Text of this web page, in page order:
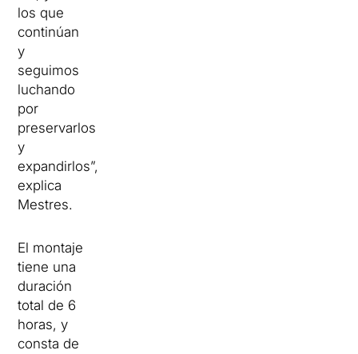
los que
continúan
y
seguimos
luchando
por
preservarlos
y
expandirlos”,
explica
Mestres.
El montaje
tiene una
duración
total de 6
horas, y
consta de